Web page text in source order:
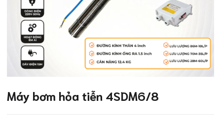
Máy bơm hỏa tiễn 4SDM6/8